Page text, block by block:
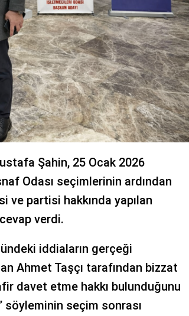
Şahin, 25 Ocak 2026
Odası seçimlerinin ardından
ve partisi hakkında yapılan
verdi.
iddiaların gerçeği
Ahmet Taşçı tarafından bizzat
davet etme hakkı bulunduğunu
söyleminin seçim sonrası